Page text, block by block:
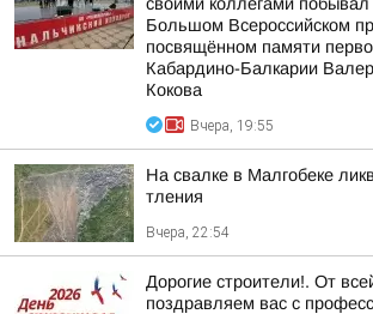
Большом Всероссийском
посвящённом памяти
Кабардино-Балкарии
Кокова
Вчера, 19:55
На свалке в Малгобеке
тления
Вчера, 22:54
Дорогие строители!. От
поздравляем вас с